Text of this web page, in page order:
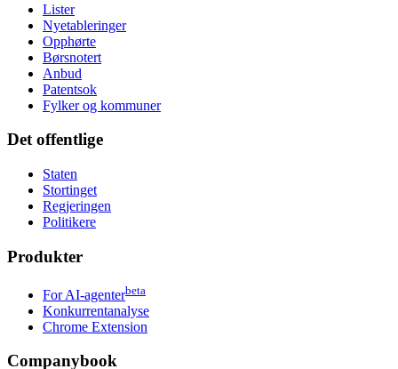
Lister
Nyetableringer
Opphørte
Børsnotert
Anbud
Patentsok
Fylker og kommuner
Det offentlige
Staten
Stortinget
Regjeringen
Politikere
Produkter
For AI-agenterbeta
Konkurrentanalyse
Chrome Extension
Companybook